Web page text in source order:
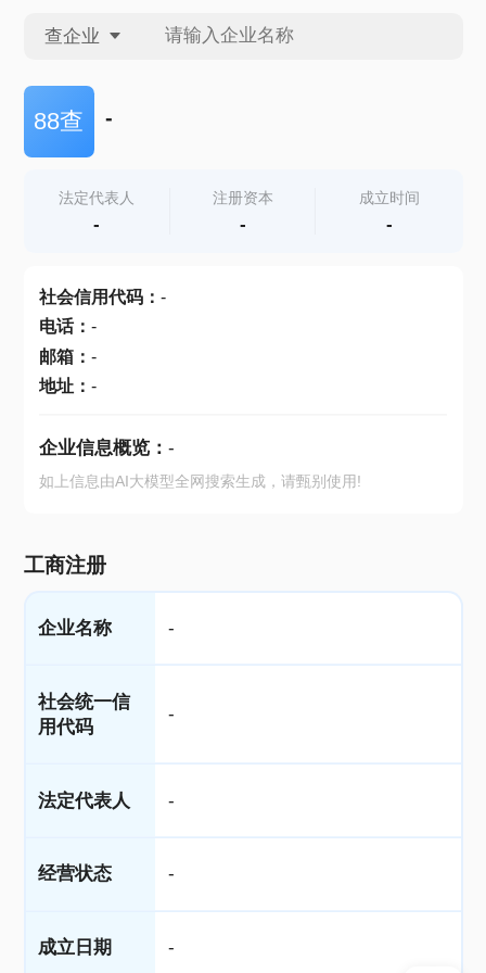
查企业
查企业
查产地
88查 -
法定代表人
-
注册资本
-
成立时间
-
社会信用代码： -
电话： -
邮箱： -
地址： -
企业信息概览： -
如上信息由AI大模型全网搜索生成，请甄别使用!
工商注册
企业名称 -
社会统一信
用代码
-
法定代表人 -
经营状态 -
成立日期 -